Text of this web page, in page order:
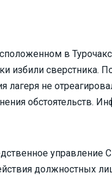
в
избили сверстника.
лагеря не
обстоятельств.
управление
должностных